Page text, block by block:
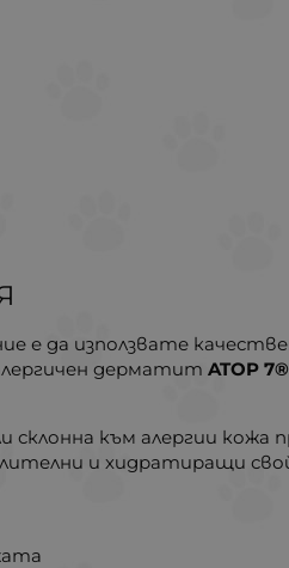
е да използвате
дерматитATOP
склонна към алергии
и хидратиращи